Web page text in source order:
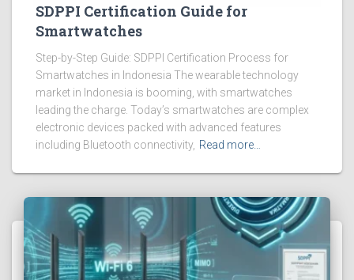
SDPPI Certification Guide for
Smartwatches
Step-by-Step Guide: SDPPI Certification Process for
Smartwatches in Indonesia The wearable technology
market in Indonesia is booming, with smartwatches
leading the charge. Today’s smartwatches are complex
electronic devices packed with advanced features
including Bluetooth connectivity, Read more…